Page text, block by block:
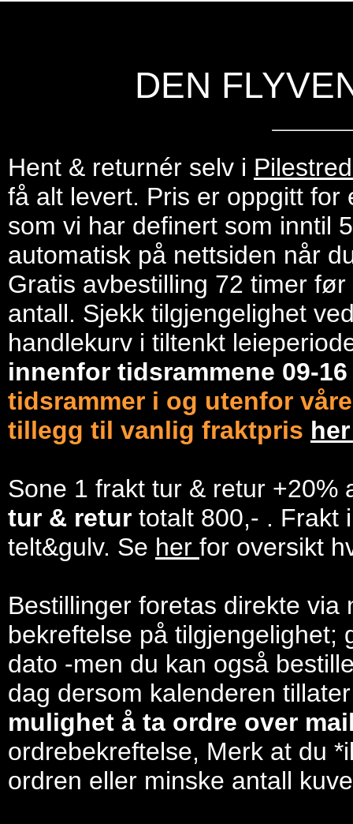
DEN
Hent & returnér selv i
få alt levert. Pris er oppgitt
som vi har definert som inntil
automatisk på nettsiden når
Gratis avbestilling 72 timer
antall. Sjekk tilgjengelighet
handlekurv i tiltenkt
innenfor tidsrammene 09-
tidsrammer i og utenfor
tillegg til vanlig fraktpris
Sone 1 frakt tur & retur +20%
tur & retur totalt 800,- . Frakt
telt&gulv. Se her for oversikt
Bestillinger foretas direkte
bekreftelse på tilgjengelighet;
dato -men du kan også
dag dersom kalenderen
mulighet å ta ordre over
ordrebekreftelse, Merk at du
ordren eller minske antall